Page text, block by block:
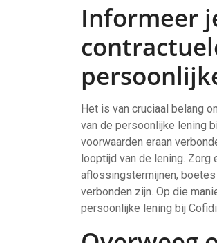
Informeer
Het is van cruciaal belang
van de persoonlijke lening
voorwaarden eraan
looptijd van de lening. Zorg
aflossingstermijnen,
verbonden zijn. Op die
persoonlijke lening bij